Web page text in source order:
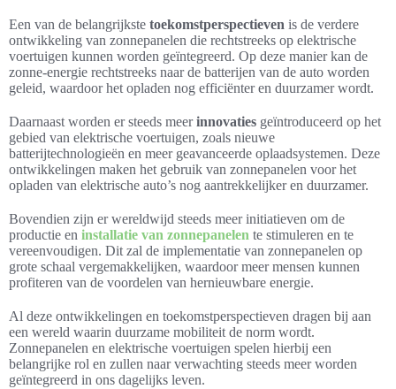
Een van de belangrijkste toekomstperspectieven is de verdere
ontwikkeling van zonnepanelen die rechtstreeks op elektrische
voertuigen kunnen worden geïntegreerd. Op deze manier kan de
zonne-energie rechtstreeks naar de batterijen van de auto worden
geleid, waardoor het opladen nog efficiënter en duurzamer wordt.
Daarnaast worden er steeds meerinnovaties geïntroduceerd op het
gebied van elektrische voertuigen, zoals nieuwe
batterijtechnologieën en meer geavanceerde oplaadsystemen. Deze
ontwikkelingen maken het gebruik van zonnepanelen voor het
opladen van elektrische auto’s nog aantrekkelijker en duurzamer.
Bovendien zijn er wereldwijd steeds meer initiatieven om de
productie en installatie van zonnepanelen te stimuleren en te
vereenvoudigen. Dit zal de implementatie van zonnepanelen op
grote schaal vergemakkelijken, waardoor meer mensen kunnen
profiteren van de voordelen van hernieuwbare energie.
Al deze ontwikkelingen en toekomstperspectieven dragen bij aan
een wereld waarin duurzame mobiliteit de norm wordt.
Zonnepanelen en elektrische voertuigen spelen hierbij een
belangrijke rol en zullen naar verwachting steeds meer worden
geïntegreerd in ons dagelijks leven.